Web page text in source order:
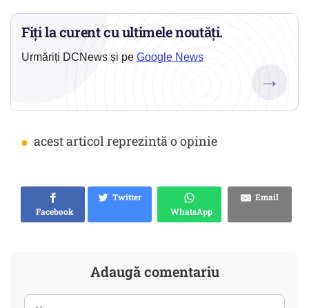
Fiți la curent cu ultimele noutăți.
Urmăriți DCNews și pe Google News
→
• acest articol reprezintă o opinie
Facebook
Twitter
WhatsApp
Email
Adaugă comentariu